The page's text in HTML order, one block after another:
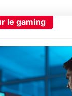
le gaming